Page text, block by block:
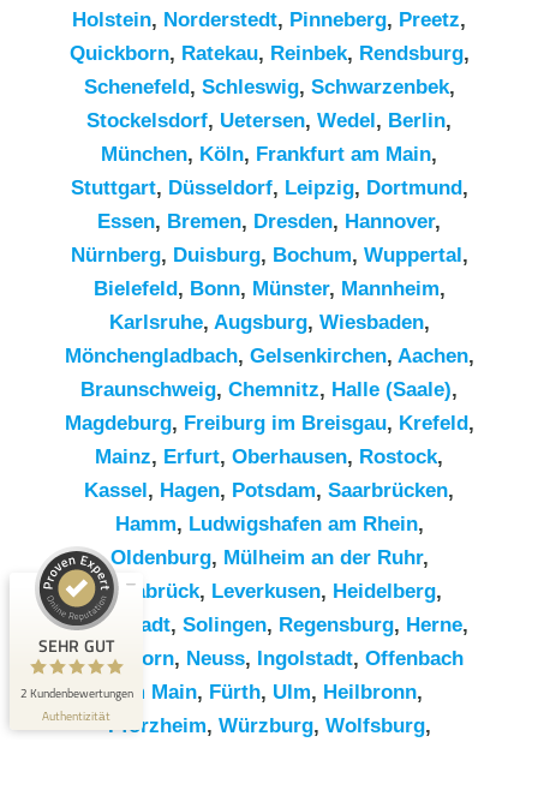
Holstein, Norderstedt, Pinneberg, Preetz,
Quickborn, Ratekau, Reinbek, Rendsburg,
Schenefeld, Schleswig, Schwarzenbek,
Stockelsdorf, Uetersen, Wedel, Berlin,
München, Köln, Frankfurt am Main,
Stuttgart, Düsseldorf, Leipzig, Dortmund,
Essen, Bremen, Dresden, Hannover,
Nürnberg, Duisburg, Bochum, Wuppertal,
Bielefeld, Bonn, Münster, Mannheim,
Karlsruhe, Augsburg, Wiesbaden,
Mönchengladbach, Gelsenkirchen, Aachen,
Braunschweig, Chemnitz⁠, Halle (Saale),
Magdeburg, Freiburg im Breisgau, Krefeld,
Mainz, Erfurt, Oberhausen, Rostock,
Kassel, Hagen, Potsdam, Saarbrücken,
Hamm, Ludwigshafen am Rhein,
Oldenburg, Mülheim an der Ruhr,
Osnabrück, Leverkusen, Heidelberg,
Darmstadt, Solingen, Regensburg, Herne,
Paderborn, Neuss, Ingolstadt, Offenbach
am Main, Fürth, Ulm, Heilbronn,
Pforzheim, Würzburg, Wolfsburg,
SEHR GUT
2 Kundenbewertungen
Authentizität
Kundenbewertungen und Erfahrungen zu
RümpelButler
SEHR GUT
5,00 / 5,00
2
Bewertungen von 1
anderen Quelle
Blick aufs ProvenExpert-Profil werfen